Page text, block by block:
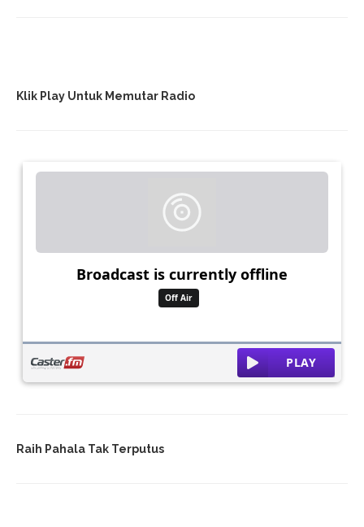
Klik Play Untuk Memutar Radio
Raih Pahala Tak Terputus